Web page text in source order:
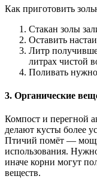
Как приготовить
Стакан золы
Оставить
Литр
литрах чистой
Поливать
3. Органические
Компост и перегной
делают кусты более
Птичий помёт —
использования.
иначе корни могут
веществ.